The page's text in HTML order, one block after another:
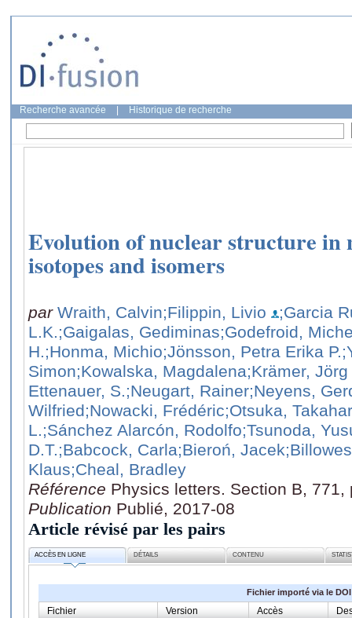
Recherche avancée Historique de recherche
Evolution of nuclear structure
isotopes and isomers
par Wraith, Calvin;Filippin, Livio
;Garcia
L.K.;Gaigalas, Gediminas;Godefroid,
H.;Honma, Michio;Jönsson, Petra Erika P.
Simon;Kowalska, Magdalena;Krämer,
Ettenauer, S.;Neugart, Rainer;Neyens,
Wilfried;Nowacki, Frédéric;Otsuka,
L.;Sánchez Alarcón, Rodolfo;Tsunoda,
D.T.;Babcock, Carla;Bieroń, Jacek
Klaus;Cheal, Bradley
Référence Physics letters. Section B, 771,
Publication Publié, 2017-08
Article révisé par les pairs
ACCÈS EN LIGNE DÉTAILS CONTENU
Fichier importé via le DOI
Fichier Version Accès